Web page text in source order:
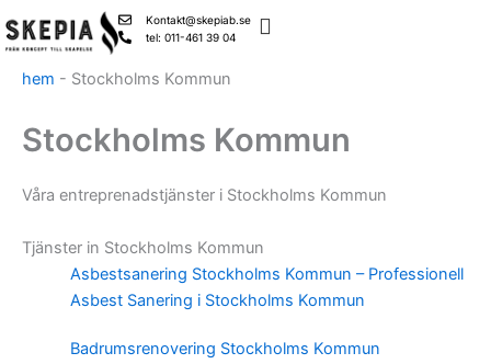
to
Kontakt@skepiab.se
tel: 011-461 39 04
hem - Stockholms Kommun
Stockholms Kommun
Våra entreprenadstjänster i Stockholms Kommun
Tjänster in Stockholms Kommun
Asbestsanering Stockholms Kommun – Professionell
Asbest Sanering i Stockholms Kommun
Badrumsrenovering Stockholms Kommun